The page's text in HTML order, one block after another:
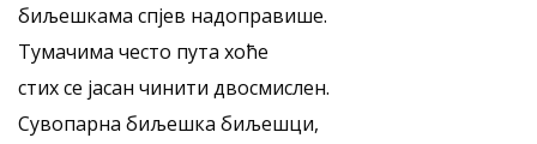
биљешкама спјев надоправише.
Тумачима често пута хоће
стих се јасан чинити двосмислен.
Сувопарна биљешка биљешци,